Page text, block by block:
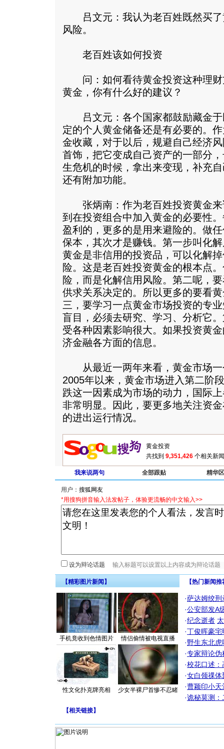
吕文元：我认为老百姓既然买了
风险。
老百姓该如何投资
问：如何看待黄金投资这种理财
黄金，你有什么好的建议？
吕文元：各个国家都鼓励藏金于
定的个人黄金储备还是有必要的。
金收藏，对于以后，规避自己经济
首饰，把它变成自己资产的一部分
生危机的时候，拿出来变现，补充
还有附加功能。
张炳南：作为老百姓投资黄金来
到在投资组合中加入黄金的必要性
盈利的，更多的是用来避险的。做
保本，其次才是赚钱。第一步叫化
黄金是非信用的投资品，可以化解
险。这是老百姓投资黄金的根本点
险，而是化解信用风险。第二呢，
供求关系决定的。所以更多的要看
三，要学习一点黄金市场投资的专
盲目，必须去研究、学习、分析它
受各种因素影响很大。如果投资黄
济金融各方面的信息。
从最近一两年来看，黄金市场一
2005年以来，黄金市场进入第二阶
跌这一因素成为市场的动力，国际
非常明显。因此，要更多地关注资
的进出运行情况。
共找到 9,351,426 个相关新
我来说两句 全部跟贴 精华区
用户：
*用搜狗拼音输入法发帖子，体验更流畅的中文输入>>
设为辩论话题
【精彩图片新闻】
手机竟收到色情图片 情侣偷情被电视直播
性文化扑克牌亮相 少女半裸尸首惨不忍睹
【热门新闻
·萨达姆绞刑
·公安部发A
·纪念逝者
·丁俊晖豪
·野生东北
·专家辩论伪
·校花口述：
·女白领祼体
·曹颖印小天
·诡秘莫测：
【相关链接】
[圣诞节]